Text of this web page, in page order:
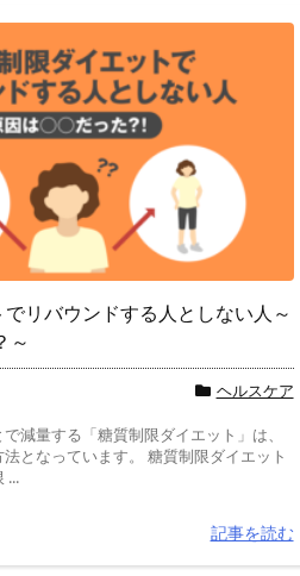
リバウンドする人としない人～
～
ヘルスケア
減量する「糖質制限ダイエット」は、
となっています。 糖質制限ダイエット
...
記事を読む